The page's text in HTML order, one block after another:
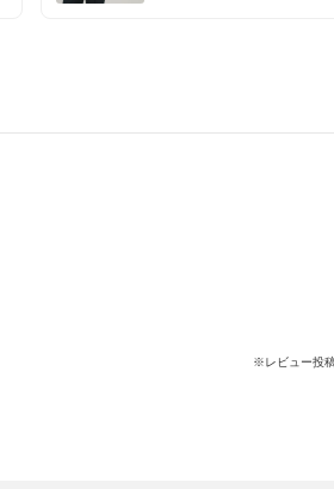
※レビュー投